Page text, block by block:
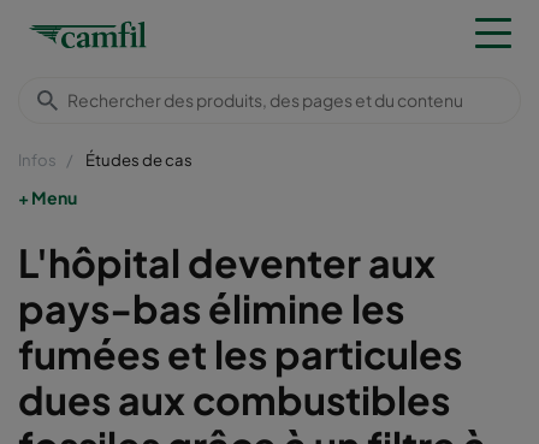
Infos Études de cas
Menu
L'hôpital deventer aux
pays-bas élimine les
fumées et les particules
dues aux combustibles